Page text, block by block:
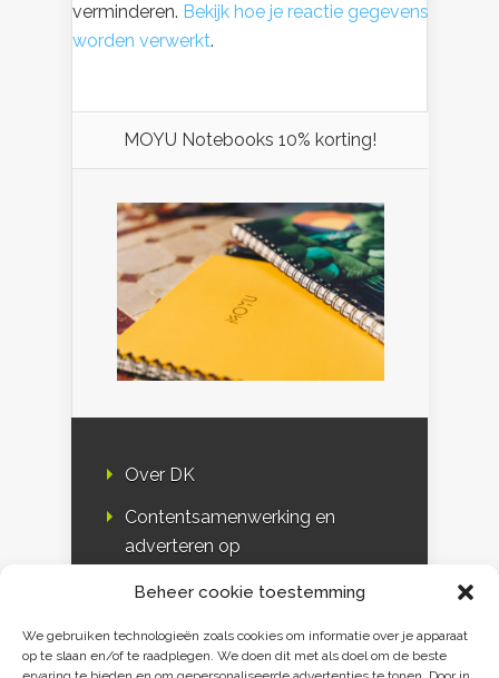
Beheer cookie toestemming
We gebruiken technologieën zoals cookies om informatie over je apparaat
op te slaan en/of te raadplegen. We doen dit met als doel om de beste
verminderen. Bekijk hoe je reactie gegevens
worden verwerkt.
MOYU Notebooks 10% korting!
Over DK
Contentsamenwerking en
adverteren op
DK & media